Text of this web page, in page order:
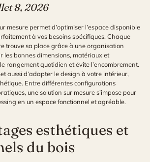
8, 2026
mesure permet d’optimiser l’espace disponible
à vos besoins spécifiques. Chaque
trouve sa place grâce à une organisation
les bonnes dimensions, matériaux et
rangement quotidien et évite l’encombrement.
aussi d’adapter le design à votre intérieur,
Entre différentes configurations
une solution sur mesure s’impose pour
en un espace fonctionnel et agréable.
esthétiques et
du bois